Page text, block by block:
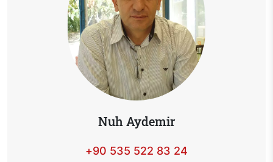
Nuh Aydemir
+90 535 522 83 24